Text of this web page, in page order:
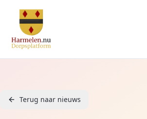
Terug naar nieuws